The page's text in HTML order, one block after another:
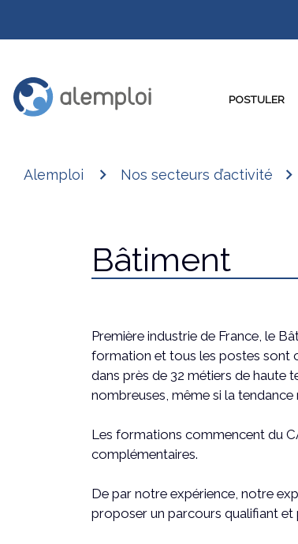
POSTULER
Alemploi Nos secteurs d’activité
Bâtiment
Première industrie de France, le
formation et tous les postes sont
dans près de 32 métiers de haute
nombreuses, même si la
Les formations commencent du
complémentaires.
De par notre expérience, notre
proposer un parcours qualifiant et